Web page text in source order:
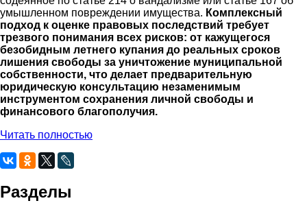
умышленном повреждении имущества. Комплексный
подход к оценке правовых последствий требует
трезвого понимания всех рисков: от кажущегося
безобидным летнего купания до реальных сроков
лишения свободы за уничтожение муниципальной
собственности, что делает предварительную
юридическую консультацию незаменимым
инструментом сохранения личной свободы и
финансового благополучия.
Читать полностью
Разделы